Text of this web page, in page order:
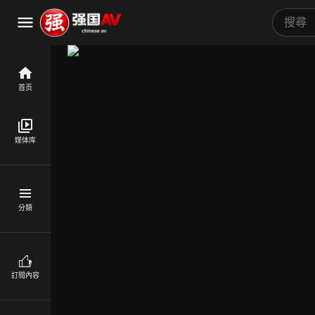
首页
媒体库
分類
訂閱內容